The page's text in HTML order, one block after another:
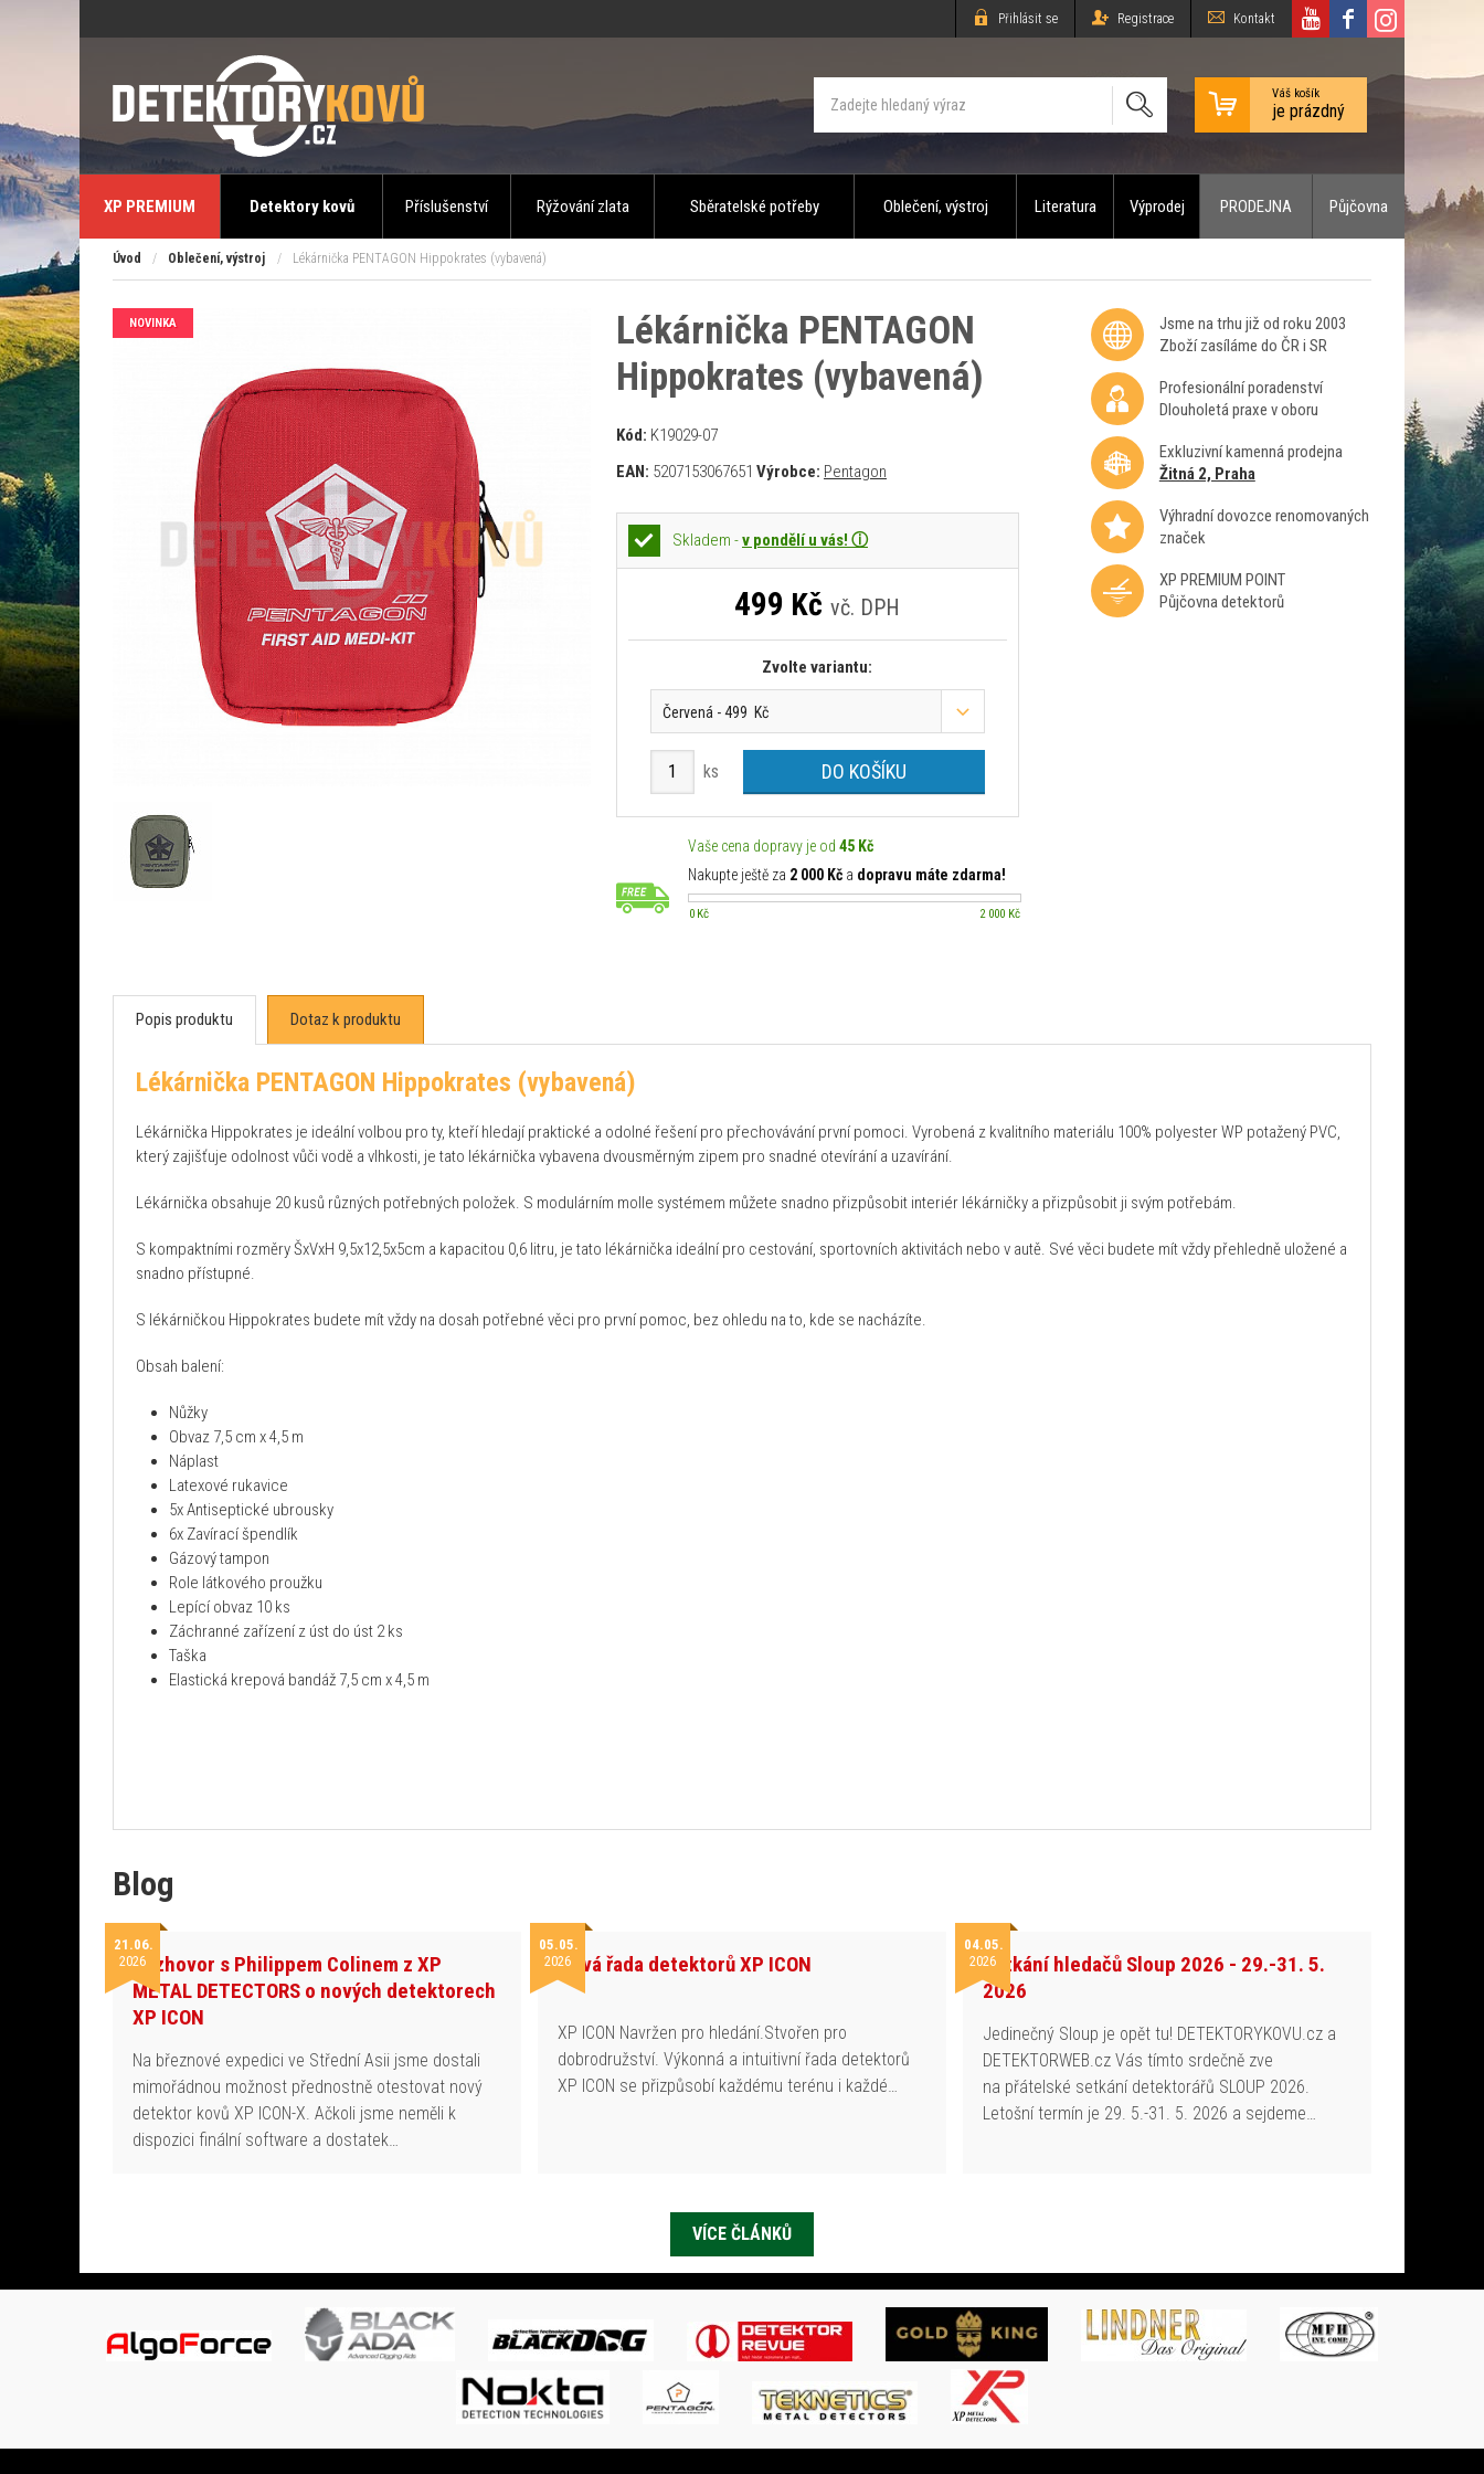
Přihlásit se Registrace Kontakt
Váš košík
je prázdný
XP PREMIUM Detektory kovů Příslušenství Rýžování zlata Sběratelské potřeby Oblečení, výstroj Literatura Výprodej PRODEJNA Půjčovna
Úvod / Oblečení, výstroj / Lékárnička PENTAGON Hippokrates (vybavená)
NOVINKA
Lékárnička PENTAGON
Hippokrates (vybavená)
Kód: K19029-07
EAN: 5207153067651 Výrobce: Pentagon
Skladem -v pondělí u vás! ⓘ
499 Kč vč. DPH
Zvolte variantu:
Červená - 499 Kč
ks DO KOŠÍKU
Vaše cena dopravy je od 45 Kč
Nakupte ještě za 2 000 Kča dopravu máte zdarma!
0 Kč 2 000 Kč
Jsme na trhu již od roku 2003
Zboží zasíláme do ČR i SR
Profesionální poradenství
Dlouholetá praxe v oboru
Exkluzivní kamenná prodejna
Žitná 2, Praha
Výhradní dovozce renomovaných
značek
XP PREMIUM POINT
Půjčovna detektorů
Popis produktu Dotaz k produktu
Lékárnička PENTAGON Hippokrates (vybavená)
Lékárnička Hippokrates je ideální volbou pro ty, kteří hledají praktické a odolné řešení pro přechovávání první pomoci. Vyrobená z kvalitního materiálu 100% polyester WP potažený PVC,
který zajišťuje odolnost vůči vodě a vlhkosti, je tato lékárnička vybavena dvousměrným zipem pro snadné otevírání a uzavírání.
Lékárnička obsahuje 20 kusů různých potřebných položek. S modulárním molle systémem můžete snadno přizpůsobit interiér lékárničky a přizpůsobit ji svým potřebám.
S kompaktními rozměry ŠxVxH 9,5x12,5x5cm a kapacitou 0,6 litru, je tato lékárnička ideální pro cestování, sportovních aktivitách nebo v autě. Své věci budete mít vždy přehledně uložené a
snadno přístupné.
S lékárničkou Hippokrates budete mít vždy na dosah potřebné věci pro první pomoc, bez ohledu na to, kde se nacházíte.
Obsah balení:
Nůžky
Obvaz 7,5 cm x 4,5 m
Náplast
Latexové rukavice
5x Antiseptické ubrousky
6x Zavírací špendlík
Gázový tampon
Role látkového proužku
Lepící obvaz 10 ks
Záchranné zařízení z úst do úst 2 ks
Taška
Elastická krepová bandáž 7,5 cm x 4,5 m
Blog
21.06.
2026Rozhovor s Philippem Colinem z XP
METAL DETECTORS o nových detektorech
XP ICON
Na březnové expedici ve Střední Asii jsme dostali
mimořádnou možnost přednostně otestovat nový
detektor kovů XP ICON-X. Ačkoli jsme neměli k
dispozici finální software a dostatek…
05.05.
2026Nová řada detektorů XP ICON
XP ICON Navržen pro hledání.Stvořen pro
dobrodružství. Výkonná a intuitivní řada detektorů
XP ICON se přizpůsobí každému terénu i každé…
04.05.
2026Setkání hledačů Sloup 2026 - 29.-31. 5.
2026
Jedinečný Sloup je opět tu! DETEKTORYKOVU.cz a
DETEKTORWEB.cz Vás tímto srdečně zve
na přátelské setkání detektorářů SLOUP 2026.
Letošní termín je 29. 5.-31. 5. 2026 a sejdeme…
VÍCE ČLÁNKŮ